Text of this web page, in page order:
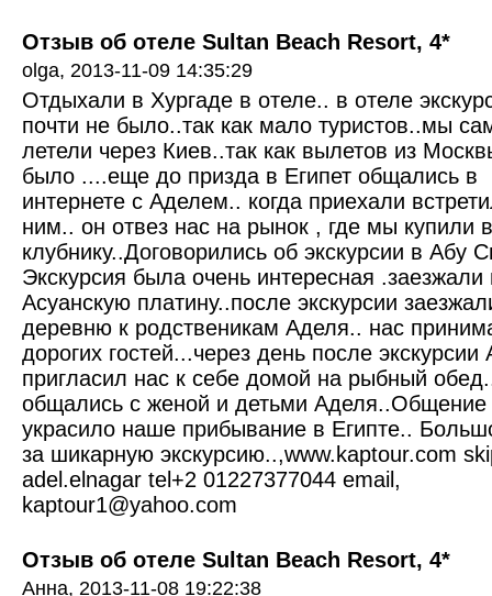
Отзыв об отеле Sultan Beach Resort, 4*
olga, 2013-11-09 14:35:29
Отдыхали в Хургаде в отеле.. в отеле
почти не было..так как мало туристов..мы
летели через Киев..так как вылетов из
было ....еще до призда в Египет общались в
интернете с Аделем.. когда приехали
ним.. он отвез нас на рынок , где мы купили
клубнику..Договорились об экскурсии в Абу
Экскурсия была очень интересная .заезжали
Асуанскую платину..после экскурсии
деревню к родственикам Аделя.. нас
дорогих гостей...через день после экскурсии
пригласил нас к себе домой на рыбный
общались с женой и детьми
украсило наше прибывание в Египте..
за шикарную экскурсию..,www.kaptour.com
adel.elnagar tel+2 01227377044 email,
kaptour1@yahoo.com
Отзыв об отеле Sultan Beach Resort, 4*
Анна, 2013-11-08 19:22:38